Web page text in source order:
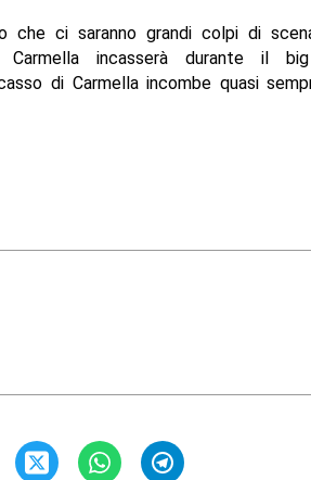
che ci saranno grandi colpi di
incasserà durante il
di Carmella incombe quasi